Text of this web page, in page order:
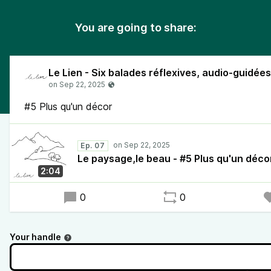
You are going to share:
#5 Plus qu'un décor
2:04
Ep. 07
Le paysage,le beau - #5 Plus qu'un
0 0
Your handle